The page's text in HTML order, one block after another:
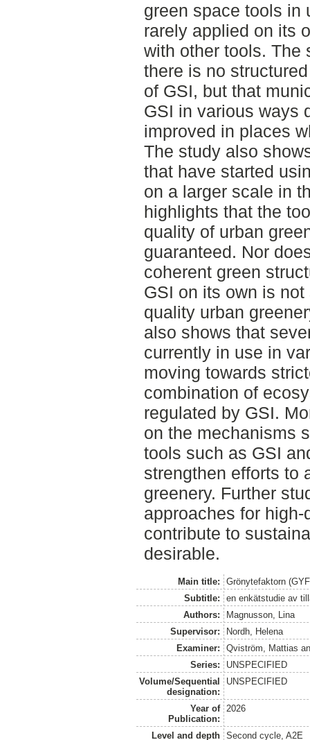
green space tools in
rarely applied on its
with other tools. The
there is no
of GSI, but that
GSI in various ways
improved in places
The study also
that have started
on a larger scale in
highlights that the
quality of urban
guaranteed. Nor
coherent green
GSI on its own is
quality urban
also shows that
currently in use in
moving towards
combination of
regulated by GSI.
on the mechanisms
tools such as GSI
strengthen efforts to
greenery. Further
approaches for
contribute to
desirable.
Main title:
Grönytefaktorn
Subtitle:
en enkätstudie av
Authors:
Magnusson, Lina
Supervisor:
Nordh, Helena
Examiner:
Qviström, Mattias
Series:
UNSPECIFIED
Volume/Sequential
designation:
UNSPECIFIED
Year of
Publication:
2026
Level and depth
Second cycle, A2E